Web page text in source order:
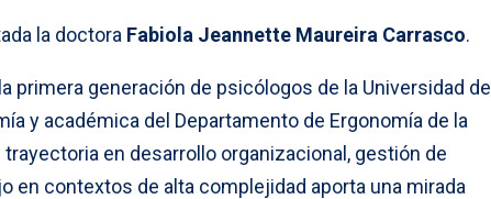
la doctora Fabiola Jeannette Maureira Carrasco.
primera generación de psicólogos de la Universidad de
y académica del Departamento de Ergonomía de la
en desarrollo organizacional, gestión de
en contextos de alta complejidad aporta una mirada